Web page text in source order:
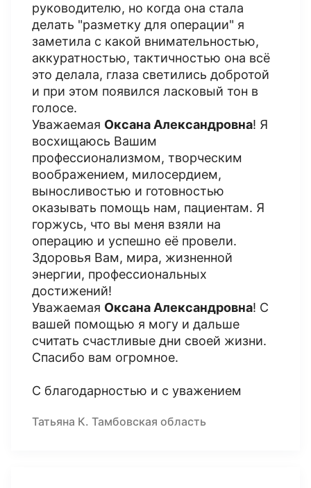
руководителю, но когда она стала
делать "разметку для операции" я
заметила с какой внимательностью,
аккуратностью, тактичностью она всё
это делала, глаза светились добротой
и при этом появился ласковый тон в
голосе.
Уважаемая Оксана Александровна! Я
восхищаюсь Вашим
профессионализмом, творческим
воображением, милосердием,
выносливостью и готовностью
оказывать помощь нам, пациентам. Я
горжусь, что вы меня взяли на
операцию и успешно её провели.
Здоровья Вам, мира, жизненной
энергии, профессиональных
достижений!
Уважаемая Оксана Александровна! С
вашей помощью я могу и дальше
считать счастливые дни своей жизни.
Спасибо вам огромное.
С благодарностью и с уважением
Татьяна К. Тамбовская область